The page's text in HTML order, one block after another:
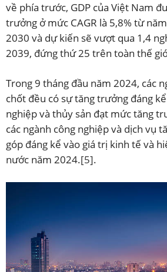
về phía trước, GDP của Việt Nam
trưởng ở mức CAGR là 5,8% từ
2030 và dự kiến sẽ vượt qua 1,4
2039, đứng thứ 25 trên toàn thế
Trong 9 tháng đầu năm 2024, các
chốt đều có sự tăng trưởng đáng
nghiệp và thủy sản đạt mức tăng
các ngành công nghiệp và dịch vụ
góp đáng kể vào giá trị kinh tế và
nước năm 2024.[5].